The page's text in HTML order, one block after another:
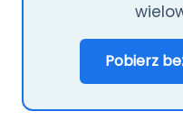
Pobierz